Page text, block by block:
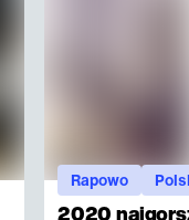
2020
Rapowo